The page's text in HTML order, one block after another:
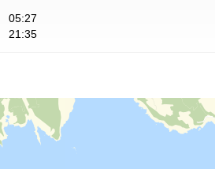
05:27
21:35